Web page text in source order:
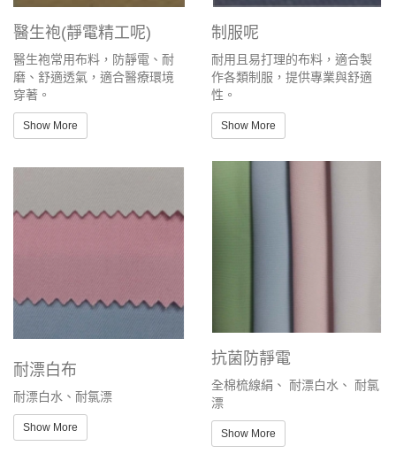
醫生袍(靜電精工呢)
醫生袍常用布料，防靜電、耐
磨、舒適透氣，適合醫療環境
穿著。
Show More
制服呢
耐用且易打理的布料，適合製
作各類制服，提供專業與舒適
性。
Show More
耐漂白布
耐漂白水、耐氯漂
Show More
抗菌防靜電
全棉梳線絹、 耐漂白水、 耐氯
漂
Show More